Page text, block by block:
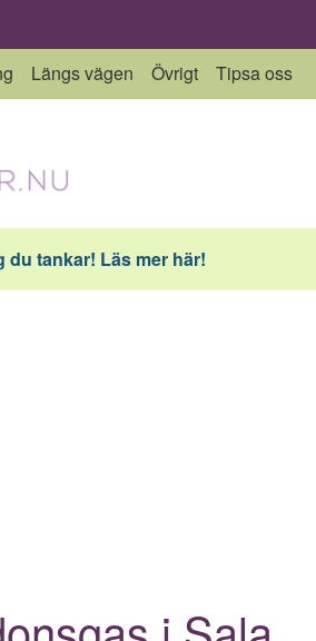
Längs vägen Övrigt Tipsa oss
du tankar! Läs mer här!